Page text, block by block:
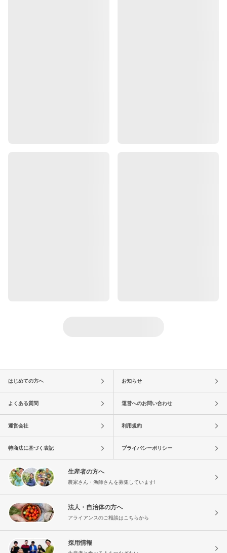
はじめての方へ お知らせ
よくある質問 運営へのお問い合わせ
運営会社 利用規約
特商法に基づく表記 プライバシーポリシー
生産者の方へ
農家さん・漁師さんを募集しています!
法人・自治体の方へ
アライアンスのご相談はこちらから
採用情報